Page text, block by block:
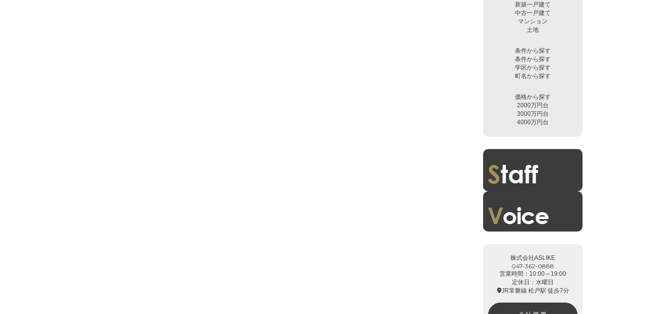
新築一戸建て
中古一戸建て
マンション
土地
条件から探す
条件から探す
学区から探す
町名から探す
価格から探す
2000万円台
3000万円台
4000万円台
株式会社ASLIKE
047-362-0888
営業時間：10:00～19:00
定休日：水曜日
JR常磐線 松戸駅 徒歩7分